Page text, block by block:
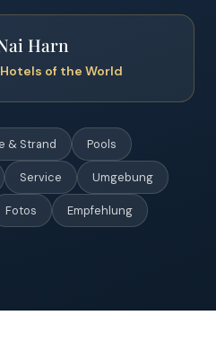
Harn
Hotels of the World
& Strand Pools
Service Umgebung
Fotos Empfehlung